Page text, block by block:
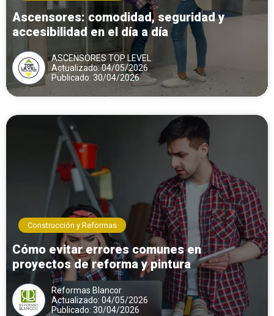
Ascensores: comodidad, seguridad y
accesibilidad en el día a día
ASCENSORES TOP LEVEL
Actualizado: 04/05/2026
Publicado: 30/04/2026
Construcción y Reformas
Cómo evitar errores comunes en
proyectos de reforma y pintura
Reformas Blancor
Actualizado: 04/05/2026
Publicado: 30/04/2026